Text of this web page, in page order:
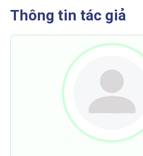
Thông tin tác giả